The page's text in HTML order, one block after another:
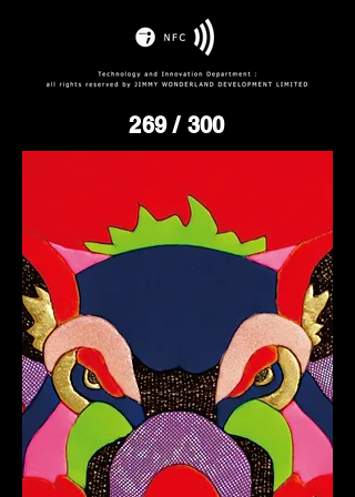
269/ 300